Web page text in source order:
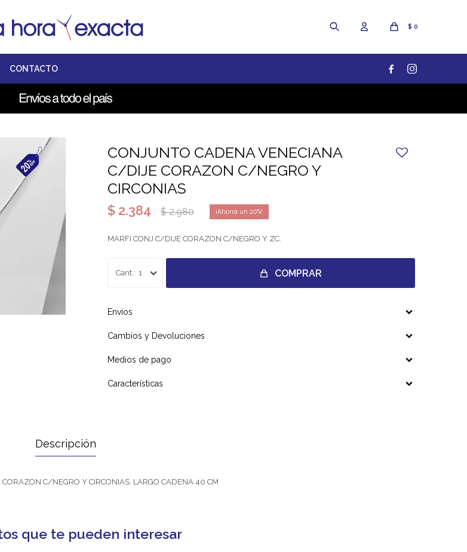
CONTACTO
$ 0
 
CONJUNTO CADENA VENECIANA
C/DIJE CORAZON C/NEGRO Y
CIRCONIAS
$ 2.384 $ 2.980 20
MARFI CONJ C/DIJE CORAZON C/NEGRO Y ZC.
1 COMPRAR
Envíos
Cambios y Devoluciones
Medios de pago
Características
Descripción
C/NEGRO Y CIRCONIAS. LARGO CADENA 40 CM
que te pueden interesar